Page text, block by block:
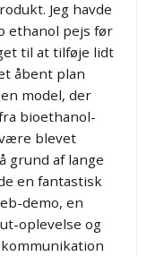
Jeg havde
ethanol pejs før
til at tilføje lidt
åbent plan
model, der
bioethanol-
blevet
grund af lange
en fantastisk
demo, en
oplevelse og